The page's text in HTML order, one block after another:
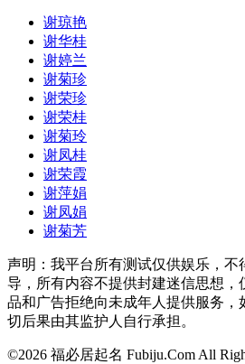
谢琼艳
谢华桂
谢婷兰
谢菊珍
谢荣珍
谢荣桂
谢菊玲
谢凤桂
谢荣霞
谢萍娟
谢凤娟
谢菊芳
声明：我平台所有测试仅供娱乐，不
导，所有内容不提供封建迷信思想，
品和广告拒绝向未成年人提供服务，
切后果由其监护人自行承担。
©2026 福必居起名 Fubiju.Com All